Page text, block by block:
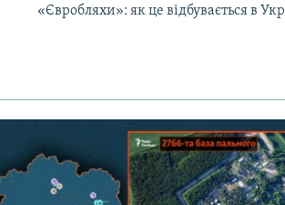
«Євробляхи»: як це відбувається в